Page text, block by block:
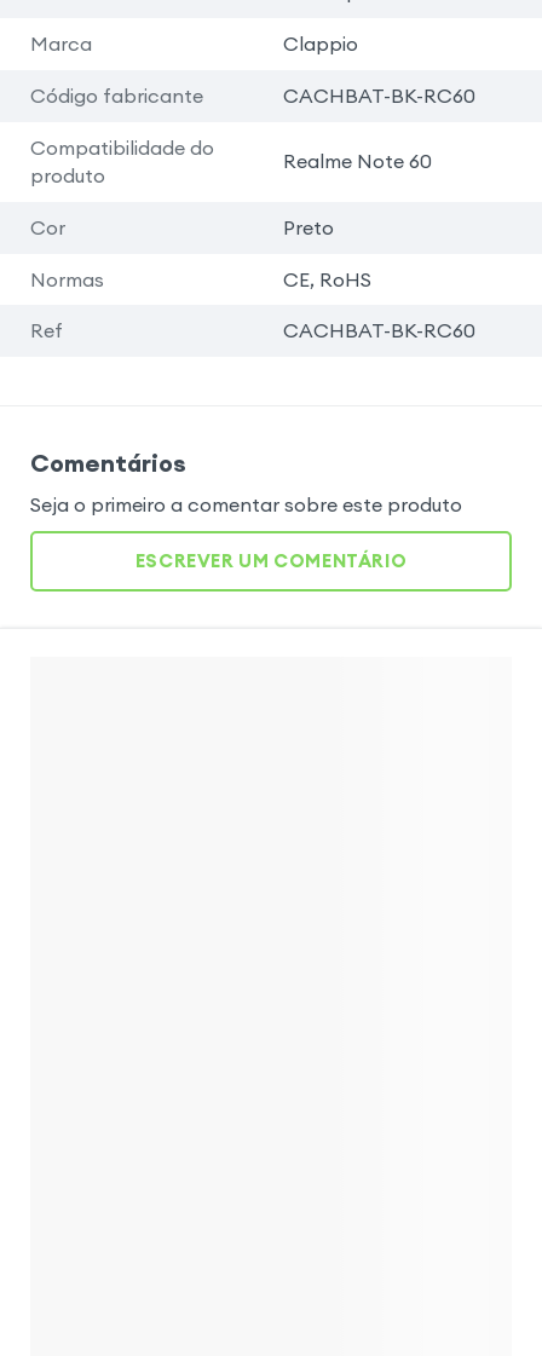
Marca Clappio
Código fabricante CACHBAT-BK-RC60
Compatibilidade do
produto
Realme Note 60
Cor Preto
Normas CE, RoHS
Ref CACHBAT-BK-RC60
Comentários
Seja o primeiro a comentar sobre este produto
ESCREVER UM COMENTÁRIO